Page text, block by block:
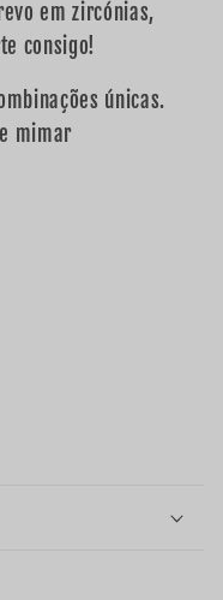
em zircónias,
consigo!
únicas.
mimar